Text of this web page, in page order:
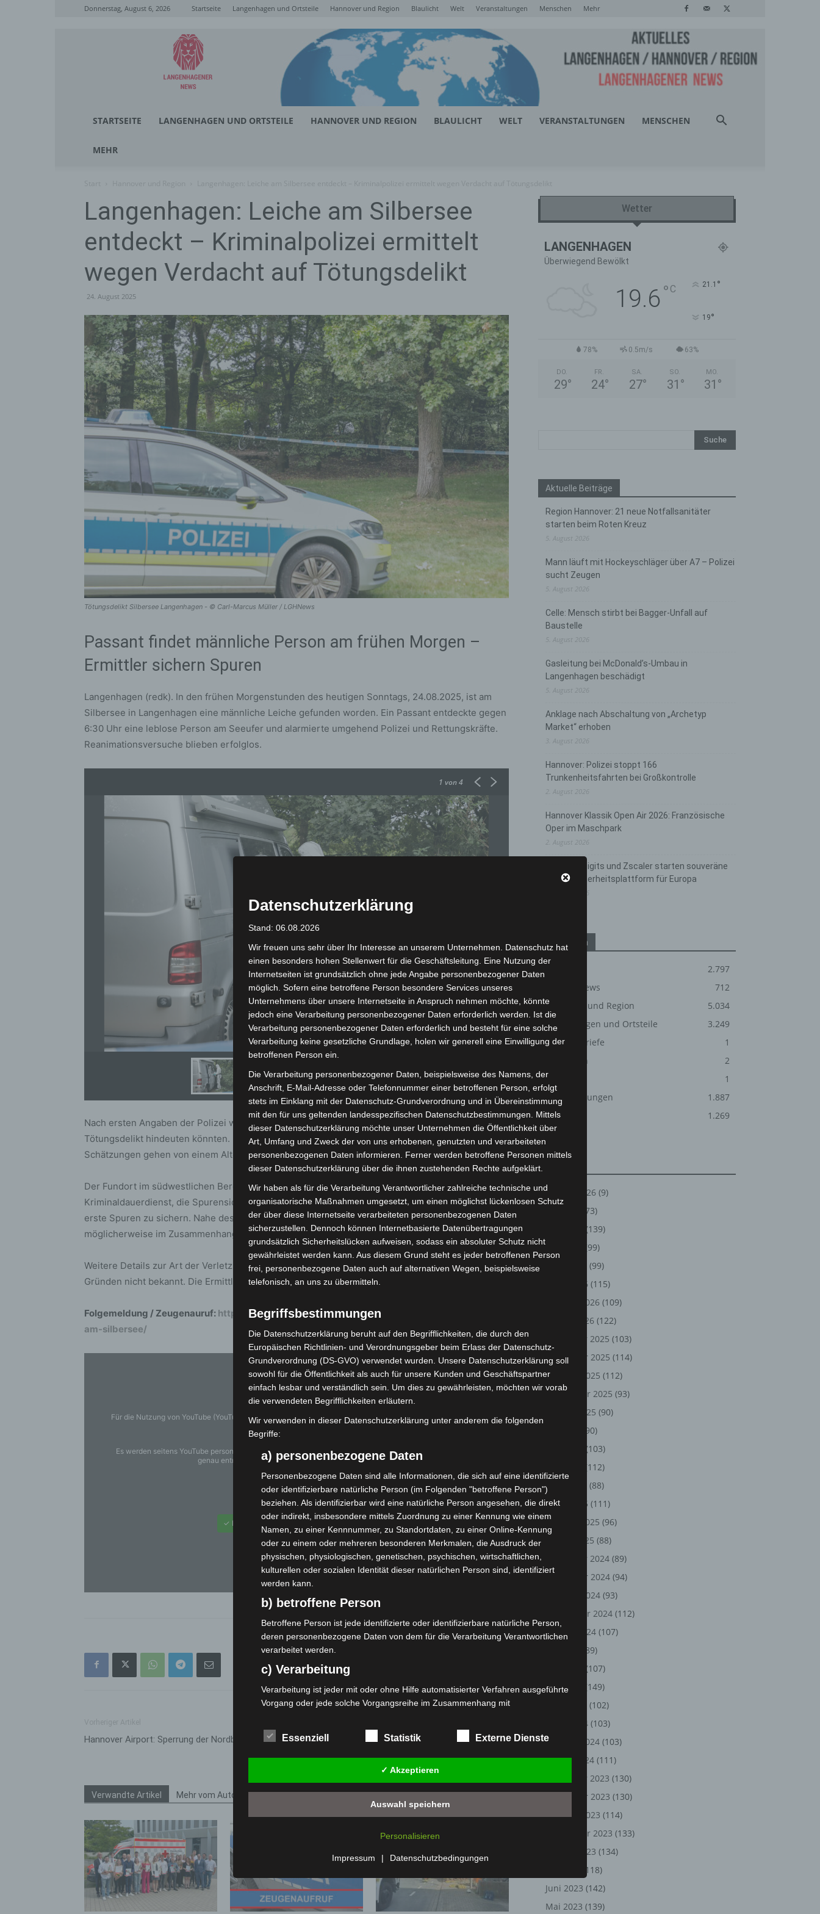
Donnerstag, August 6, 2026 Startseite Langenhagen und Ortsteile Hannover und Region Blaulicht Welt Veranstaltungen Menschen Mehr
Langenhagener
News
STARTSEITE LANGENHAGEN UND ORTSTEILE HANNOVER UND REGION BLAULICHT WELT VERANSTALTUNGEN MENSCHEN
MEHR
Langenhagen: Leiche am Silbersee
entdeckt – Kriminalpolizei ermittelt
wegen Verdacht auf Tötungsdelikt
24. August 2025
Tötungsdelikt Silbersee Langenhagen - © Carl-Marcus Müller / LGHNews
Passant findet männliche Person am frühen Morgen –
Ermittler sichern Spuren
Langenhagen (redk). In den frühen Morgenstunden des heutigen Sonntags, 24.08.2025, ist am
Silbersee in Langenhagen eine männliche Leiche gefunden worden. Ein Passant entdeckte gegen
6:30 Uhr eine leblose Person am Seeufer und alarmierte umgehend Polizei und Rettungskräfte.
Reanimationsversuche blieben erfolglos.
1 von 4
Tötungsdelikt Silbersee - Langenhagen - © Carl-Marcus Müller / LGHNews Tötungsdelikt Silbersee -
Nach ersten Angaben der Polizei weist der Körper deutliche Verletzungsspuren auf, die auf ein
Tötungsdelikt hindeuten könnten. Die Identität des Mannes ist bislang ungeklärt. Erste
Schätzungen gehen von einem Alter von etwa 60 Jahren aus.
Der Fundort im südwestlichen Bereich des Seeufers wurde weiträumig abgesperrt. Der
Kriminaldauerdienst, die Spurensicherung sowie Diensthundeführer sind vor Ort im Einsatz um
erste Spuren zu sichern. Nahe des Leichnams wurde zudem ein Fahrrad aufgefunden, das
möglicherweise im Zusammenhang mit dem Fall steht.
Weitere Details zur Art der Verletzungen gibt die Polizei derzeit aus ermittlungstaktischen
Gründen nicht bekannt. Die Ermittlungen dauern an.
Folgemeldung / Zeugenauruf: https://langenhagener-news.de/mithilfe-nach-toetungsdelikt-
am-silbersee/
Für die Nutzung von YouTube (YouTube, LLC, 901 Cherry Ave., San Bruno, CA 94066, USA) benötigen wir laut
DSGVO Ihre Zustimmung.
Es werden seitens YouTube personenbezogene Daten erhoben, verarbeitet und gespeichert. Welche Daten
genau entnehmen Sie bitte den Datenschutzbedingungen.
Youtube ist deaktiviert.
✓ Erlauben Datenschutzbedingungen
Hannover Airport: Sperrung der Nordbahn
Glanz, Glamour und Spitzensport: 9.000
Verwandte Artikel Mehr vom Autor
Wetter
LANGENHAGEN
Überwiegend Bewölkt
19.6° C 21.1 °
19°
78% 0.5m/s 63%
DO.
29°
FR.
24°
SA.
27°
SO.
31 °
MO.
31 °
Aktuelle Beiträge
Region Hannover: 21 neue Notfallsanitäter
starten beim Roten Kreuz
5. August 2026
Mann läuft mit Hockeyschläger über A7 – Polizei
sucht Zeugen
5. August 2026
Celle: Mensch stirbt bei Bagger-Unfall auf
Baustelle
5. August 2026
Gasleitung bei McDonald’s-Umbau in
Langenhagen beschädigt
5. August 2026
Anklage nach Abschaltung von „Archetyp
Market“ erhoben
3. August 2026
Hannover: Polizei stoppt 166
Trunkenheitsfahrten bei Großkontrolle
2. August 2026
Hannover Klassik Open Air 2026: Französische
Oper im Maschpark
2. August 2026
Schwarz Digits und Zscaler starten souveräne
Cloud-Sicherheitsplattform für Europa
Kategorien
2.797
Corona-News
712
Hannover und Region
5.034
Langenhagen und Ortsteile
3.249
Leserbriefe
1
Menschen
2
Über uns
1
Veranstaltungen
1.887
Welt
1.269
August 2026 (9)
(73)
(139)
(99)
(99)
März 2026 (115)
Februar 2026 (109)
Januar 2026 (122)
Dezember 2025 (103)
November 2025 (114)
Oktober 2025 (112)
September 2025 (93)
August 2025 (90)
(90)
(103)
(112)
April 2025
(88)
März 2025 (111)
Februar 2025 (96)
Januar 2025 (88)
Dezember 2024 (89)
November 2024 (94)
Oktober 2024 (93)
September 2024 (112)
August 2024 (107)
(89)
(107)
Mai 2024
(149)
(102)
März 2024 (103)
Februar 2024 (103)
Januar 2024 (111)
Dezember 2023 (130)
November 2023 (130)
Oktober 2023 (114)
September 2023 (133)
August 2023 (134)
(118)
Juni 2023 (142)
Mai 2023 (139)
Datenschutzerklärung
Stand: 06.08.2026
Wir freuen uns sehr über Ihr Interesse an unserem Unternehmen. Datenschutz hat
einen besonders hohen Stellenwert für die Geschäftsleitung. Eine Nutzung der
Internetseiten ist grundsätzlich ohne jede Angabe personenbezogener Daten
möglich. Sofern eine betroffene Person besondere Services unseres
Unternehmens über unsere Internetseite in Anspruch nehmen möchte, könnte
jedoch eine Verarbeitung personenbezogener Daten erforderlich werden. Ist die
Verarbeitung personenbezogener Daten erforderlich und besteht für eine solche
Verarbeitung keine gesetzliche Grundlage, holen wir generell eine Einwilligung der
betroffenen Person ein.
Die Verarbeitung personenbezogener Daten, beispielsweise des Namens, der
Anschrift, E-Mail-Adresse oder Telefonnummer einer betroffenen Person, erfolgt
stets im Einklang mit der Datenschutz-Grundverordnung und in Übereinstimmung
mit den für uns geltenden landesspezifischen Datenschutzbestimmungen. Mittels
dieser Datenschutzerklärung möchte unser Unternehmen die Öffentlichkeit über
Art, Umfang und Zweck der von uns erhobenen, genutzten und verarbeiteten
personenbezogenen Daten informieren. Ferner werden betroffene Personen mittels
dieser Datenschutzerklärung über die ihnen zustehenden Rechte aufgeklärt.
Wir haben als für die Verarbeitung Verantwortlicher zahlreiche technische und
organisatorische Maßnahmen umgesetzt, um einen möglichst lückenlosen Schutz
der über diese Internetseite verarbeiteten personenbezogenen Daten
sicherzustellen. Dennoch können Internetbasierte Datenübertragungen
grundsätzlich Sicherheitslücken aufweisen, sodass ein absoluter Schutz nicht
gewährleistet werden kann. Aus diesem Grund steht es jeder betroffenen Person
frei, personenbezogene Daten auch auf alternativen Wegen, beispielsweise
telefonisch, an uns zu übermitteln.
Begriffsbestimmungen
Die Datenschutzerklärung beruht auf den Begrifflichkeiten, die durch den
Europäischen Richtlinien- und Verordnungsgeber beim Erlass der Datenschutz-
Grundverordnung (DS-GVO) verwendet wurden. Unsere Datenschutzerklärung soll
sowohl für die Öffentlichkeit als auch für unsere Kunden und Geschäftspartner
einfach lesbar und verständlich sein. Um dies zu gewährleisten, möchten wir vorab
die verwendeten Begrifflichkeiten erläutern.
Wir verwenden in dieser Datenschutzerklärung unter anderem die folgenden
Begriffe:
a) personenbezogene Daten
Personenbezogene Daten sind alle Informationen, die sich auf eine identifizierte
oder identifizierbare natürliche Person (im Folgenden "betroffene Person")
beziehen. Als identifizierbar wird eine natürliche Person angesehen, die direkt
oder indirekt, insbesondere mittels Zuordnung zu einer Kennung wie einem
Namen, zu einer Kennnummer, zu Standortdaten, zu einer Online-Kennung
oder zu einem oder mehreren besonderen Merkmalen, die Ausdruck der
physischen, physiologischen, genetischen, psychischen, wirtschaftlichen,
kulturellen oder sozialen Identität dieser natürlichen Person sind, identifiziert
werden kann.
b) betroffene Person
Betroffene Person ist jede identifizierte oder identifizierbare natürliche Person,
deren personenbezogene Daten von dem für die Verarbeitung Verantwortlichen
verarbeitet werden.
c) Verarbeitung
Verarbeitung ist jeder mit oder ohne Hilfe automatisierter Verfahren ausgeführte
Vorgang oder jede solche Vorgangsreihe im Zusammenhang mit
das Ordnen, die Speicherung, die Anpassung oder Veränderung, das Auslesen,
das Abfragen, die Verwendung, die Offenlegung durch Übermittlung, Verbreitung
oder eine andere Form der Bereitstellung, den Abgleich oder die Verknüpfung,
die Einschränkung, das Löschen oder die Vernichtung.
d) Einschränkung der Verarbeitung
Einschränkung der Verarbeitung ist die Markierung gespeicherter
Profiling ist jede Art der automatisierten Verarbeitung personenbezogener
Daten, die darin besteht, dass diese personenbezogenen Daten verwendet
werden, um bestimmte persönliche Aspekte, die sich auf eine natürliche Person
Essenziell Statistik Externe Dienste
✓ Akzeptieren
Auswahl speichern
Personalisieren
Impressum | Datenschutzbedingungen